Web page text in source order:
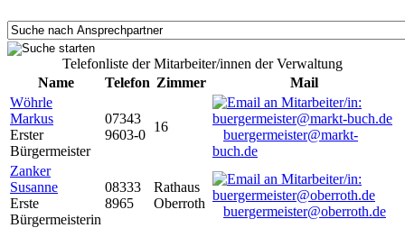
Telefonliste der Mitarbeiter/innen der Verwaltung
Name
Telefon Zimmer
Mail
Wöhrle
Markus
Erster
Bürgermeister
07343
9603-0
16
buergermeister@markt-
buch.de
Zanker
Susanne
Erste
Bürgermeisterin
08333
8965
Rathaus
Oberroth
buergermeister@oberroth.de